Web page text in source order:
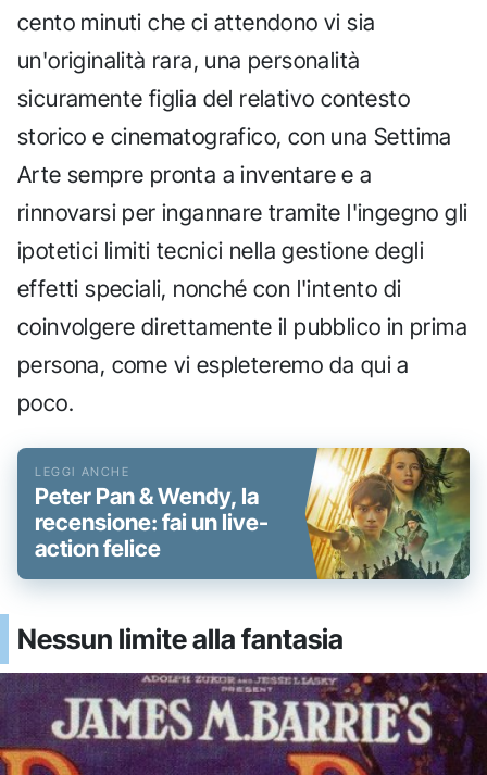
cento minuti che ci attendono vi sia
un'originalità rara, una personalità
sicuramente figlia del relativo contesto
storico e cinematografico, con una Settima
Arte sempre pronta a inventare e a
rinnovarsi per ingannare tramite l'ingegno gli
ipotetici limiti tecnici nella gestione degli
effetti speciali, nonché con l'intento di
coinvolgere direttamente il pubblico in prima
persona, come vi espleteremo da qui a
poco.
Peter Pan & Wendy, la
recensione: fai un live-
action felice
Nessun limite alla fantasia